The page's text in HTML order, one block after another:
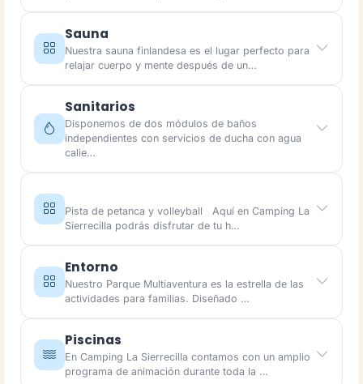
Sauna
Nuestra sauna finlandesa es el lugar perfecto para
relajar cuerpo y mente después de un…
Sanitarios
Disponemos de dos módulos de baños
independientes con servicios de ducha con agua
calie…
Pista de petanca y volleyball Aquí en Camping La
Sierrecilla podrás disfrutar de tu h…
Entorno
Nuestro Parque Multiaventura es la estrella de las
actividades para familias. Diseñado …
Piscinas
En Camping La Sierrecilla contamos con un amplio
programa de animación durante toda la …